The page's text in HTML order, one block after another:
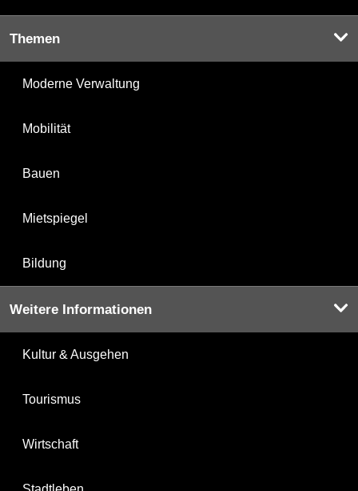
Themen
Moderne Verwaltung
Mobilität
Bauen
Mietspiegel
Bildung
Weitere Informationen
Kultur & Ausgehen
Tourismus
Wirtschaft